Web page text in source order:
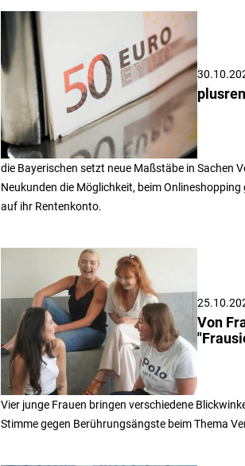
die Bayerischen setzt neue Maßstäbe in Sachen
Neukunden die Möglichkeit, beim
auf ihr Rentenkonto.
Von
Vier junge Frauen bringen verschiedene
Stimme gegen Berührungsängste beim Thema